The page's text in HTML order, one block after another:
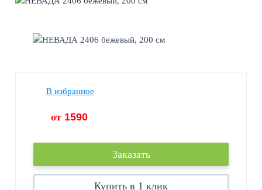
В избранное
от 1590
Заказать
Купить в 1 клик